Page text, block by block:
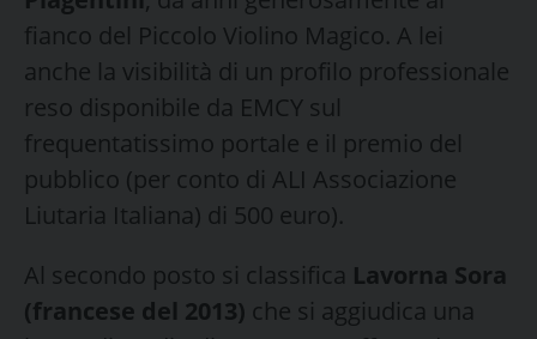
fianco del Piccolo Violino Magico. A lei
anche la visibilità di un profilo professionale
reso disponibile da EMCY sul
frequentatissimo portale e il premio del
pubblico (per conto di ALI Associazione
Liutaria Italiana) di 500 euro).
Al secondo posto si classifica Lavorna Sora
(francese del 2013) che si aggiudica una